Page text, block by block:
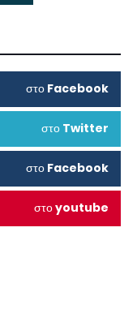
στο Facebook
στο Twitter
στο Facebook
στοyoutube